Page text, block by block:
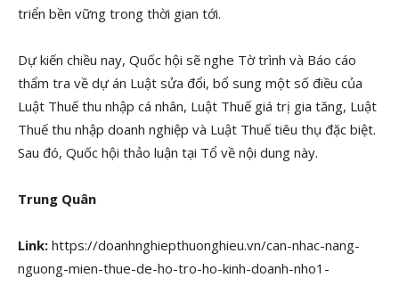
triển bền vững trong thời gian tới.
Dự kiến chiều nay, Quốc hội sẽ nghe Tờ trình và Báo cáo
thẩm tra về dự án Luật sửa đổi, bổ sung một số điều của
Luật Thuế thu nhập cá nhân, Luật Thuế giá trị gia tăng, Luật
Thuế thu nhập doanh nghiệp và Luật Thuế tiêu thụ đặc biệt.
Sau đó, Quốc hội thảo luận tại Tổ về nội dung này.
Trung Quân
Link: https://doanhnghiepthuonghieu.vn/can-nhac-nang-
nguong-mien-thue-de-ho-tro-ho-kinh-doanh-nho1-